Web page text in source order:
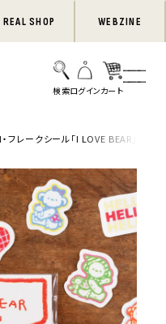
REAL SHOP WEBZINE
フレークシール「I LOVE BEAR」